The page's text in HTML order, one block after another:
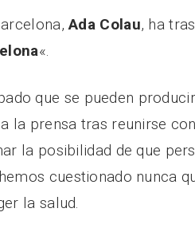
Ada Colau, ha
«.
que se pueden
la prensa tras reunirse
la posibilidad de que
cuestionado nunca
la salud.